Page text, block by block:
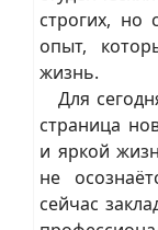
строгих, но
опыт,
жизнь.
Для
страница
и яркой
не
сейчас